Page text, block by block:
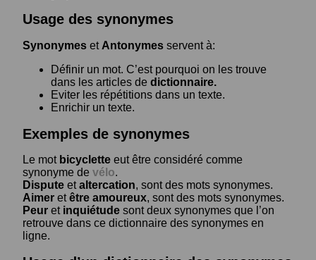
Usage des synonymes
Synonymes et Antonymes servent à:
Définir un mot. C’est pourquoi on les trouve
dans les articles de dictionnaire.
Eviter les répétitions dans un texte.
Enrichir un texte.
Exemples de synonymes
Le mot bicyclette eut être considéré comme
synonyme de vélo.
Dispute etaltercation, sont des mots synonymes.
Aimer etêtre amoureux, sont des mots synonymes.
Peur et inquiétude sont deux synonymes que l’on
retrouve dans ce dictionnaire des synonymes en
ligne.